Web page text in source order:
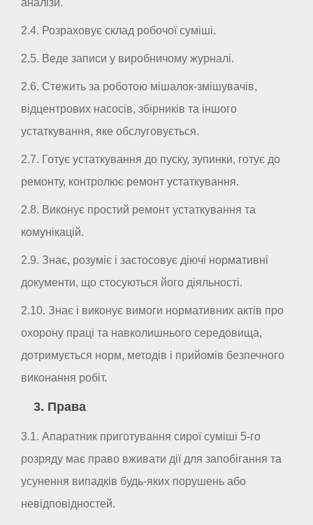
2.4. Розраховує склад робочої суміші.
2.5. Веде записи у виробничому журналі.
2.6. Стежить за роботою мішалок-змішувачів,
відцентрових насосів, збірників та іншого
устаткування, яке обслуговується.
2.7. Готує устаткування до пуску, зупинки, готує до
ремонту, контролює ремонт устаткування.
2.8. Виконує простий ремонт устаткування та
комунікацій.
2.9. Знає, розуміє і застосовує діючі нормативні
документи, що стосуються його діяльності.
2.10. Знає і виконує вимоги нормативних актів про
охорону праці та навколишнього середовища,
дотримується норм, методів і прийомів безпечного
виконання робіт.
3. Права
3.1. Апаратник приготування сирої суміші 5-го
розряду має право вживати дії для запобігання та
усунення випадків будь-яких порушень або
невідповідностей.